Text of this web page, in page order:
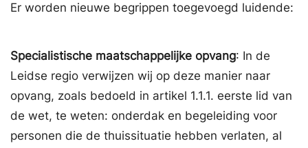
Er worden nieuwe begrippen toegevoegd luidende:
Specialistische maatschappelijke opvang: In de
Leidse regio verwijzen wij op deze manier naar
opvang, zoals bedoeld in artikel 1.1.1. eerste lid van
de wet, te weten: onderdak en begeleiding voor
personen die de thuissituatie hebben verlaten, al